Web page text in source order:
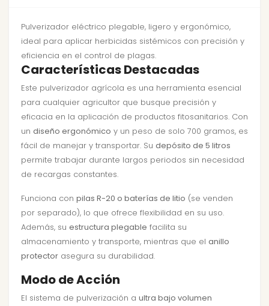
Pulverizador eléctrico plegable, ligero y ergonómico,
ideal para aplicar herbicidas sistémicos con precisión y
eficiencia en el control de plagas.
Características Destacadas
Este pulverizador agrícola es una herramienta esencial
para cualquier agricultor que busque precisión y
eficacia en la aplicación de productos fitosanitarios. Con
un diseño ergonómico y un peso de solo 700 gramos, es
fácil de manejar y transportar. Su depósito de 5 litros
permite trabajar durante largos periodos sin necesidad
de recargas constantes.
Funciona con pilas R-20 o baterías de litio (se venden
por separado), lo que ofrece flexibilidad en su uso.
Además, su estructura plegable facilita su
almacenamiento y transporte, mientras que el anillo
protector asegura su durabilidad.
Modo de Acción
El sistema de pulverización a ultra bajo volumen